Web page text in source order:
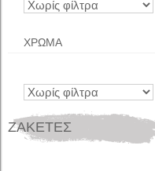
ΧΡΩΜΑ
ΖΑΚΕΤΕΣ